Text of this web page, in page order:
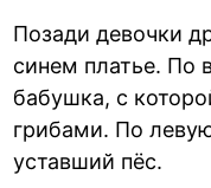
Позади девочки
синем платье. По
бабушка, с
грибами. По
уставший пёс.